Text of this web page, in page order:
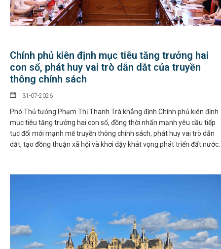
Chính phủ kiên định mục tiêu tăng trưởng hai
con số, phát huy vai trò dẫn dắt của truyền
thông chính sách
31-07-2026
Phó Thủ tướng Phạm Thị Thanh Trà khẳng định Chính phủ kiên định
mục tiêu tăng trưởng hai con số, đồng thời nhấn mạnh yêu cầu tiếp
tục đổi mới mạnh mẽ truyền thông chính sách, phát huy vai trò dẫn
dắt, tạo đồng thuận xã hội và khơi dậy khát vọng phát triển đất nước.